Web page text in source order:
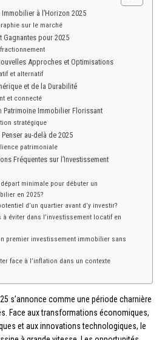
à l’Horizon 2025
sur le marché
Gagnantes pour 2025
Approches et Optimisations
et alternatif
et de la Durabilité
et connecté
Patrimoine Immobilier Florissant
stratégique
au-delà de 2025
patrimoniale
Fréquentes sur l’Investissement
minimale pour débuter un
en 2025?
d’un quartier avant d’y investir?
éviter dans l’investissement locatif en
premier investissement immobilier sans
face à l’inflation dans un contexte
s’annonce comme une période charnière
Face aux transformations économiques,
et aux innovations technologiques, le